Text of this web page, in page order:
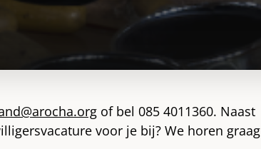
of bel 085 4011360. Naast
voor je bij? We horen graag